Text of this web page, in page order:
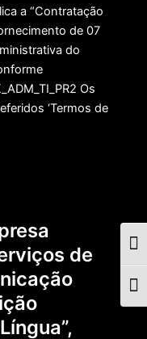
a “Contratação
de 07
do
Os
‘Termos de
de